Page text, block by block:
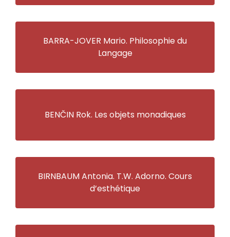
BARRA-JOVER Mario. Philosophie du
Langage
BENČIN Rok. Les objets monadiques
BIRNBAUM Antonia. T.W. Adorno. Cours
d’esthétique